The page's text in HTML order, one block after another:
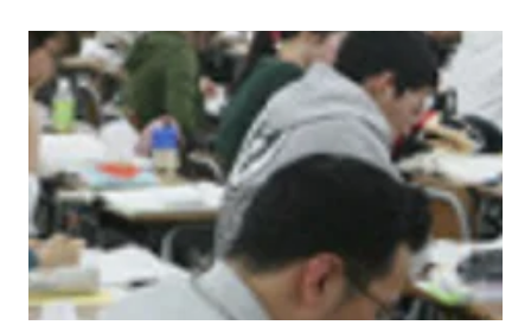
법학과목 35학점도 이수해야하고 토익도 700이상 만들어야 하구,,제 성격상
끈기가 있고 꼭 20대 전부를 바쳐서라고 인생에 한번은 도전해보고 싶은 의지
가 있어서 절대 포기하기는 싫은데 사법고시 합격하신 분들 보면 대부분 5년
이상이시더라구요,, 2017년도 사법고시 폐지 전까지 정말 죽기 살기로 하면
합격 가능할까요?,,또 법..